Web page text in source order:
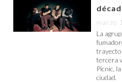
marzo
La
tercera
Picnic,
ciudad.